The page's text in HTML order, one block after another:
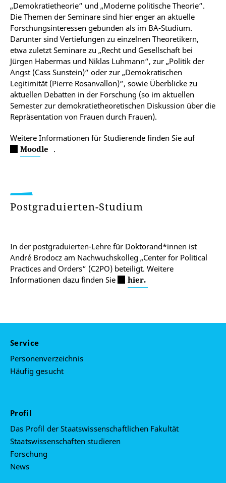
„Demokratietheorie“ und „Moderne politische Theorie“.
Die Themen der Seminare sind hier enger an aktuelle
Forschungsinteressen gebunden als im BA-Studium.
Darunter sind Vertiefungen zu einzelnen Theoretikern,
etwa zuletzt Seminare zu „Recht und Gesellschaft bei
Jürgen Habermas und Niklas Luhmann“, zur „Politik der
Angst (Cass Sunstein)“ oder zur „Demokratischen
Legitimität (Pierre Rosanvallon)“, sowie Überblicke zu
aktuellen Debatten in der Forschung (so im aktuellen
Semester zur demokratietheoretischen Diskussion über die
Repräsentation von Frauen durch Frauen).
Weitere Informationen für Studierende finden Sie auf
Moodle .
Postgraduierten-Studium
In der postgraduierten-Lehre für Doktorand*innen ist
André Brodocz am Nachwuchskolleg „Center for Political
Practices and Orders“ (C2PO) beteiligt. Weitere
Informationen dazu finden Sie
hier.
Service
Personenverzeichnis
Häufig gesucht
Profil
Das Profil der Staatswissenschaftlichen Fakultät
Staatswissenschaften studieren
Forschung
News